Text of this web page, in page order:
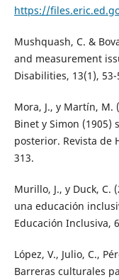
https://
Mushquash, C. &
and measurement
Disabilities, 13(1), 53-
Mora, J., y Martín, M.
Binet y Simon (1905)
posterior. Revista de
313.
Murillo, J., y Duck, C.
una educación
Educación Inclusiva,
López, V., Julio, C.,
Barreras culturales